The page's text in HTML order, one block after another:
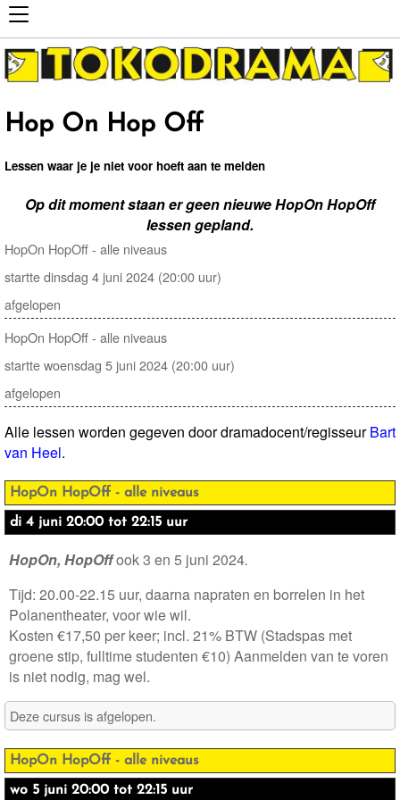
Hop On Hop Off
Lessen waar je je niet voor hoeft aan te melden
Op dit moment staan er geen nieuwe HopOn HopOff
lessen gepland.
HopOn HopOff - alle niveaus
startte dinsdag 4 juni 2024 (20:00 uur)
afgelopen
HopOn HopOff - alle niveaus
startte woensdag 5 juni 2024 (20:00 uur)
afgelopen
Alle lessen worden gegeven door dramadocent/regisseurBart
van Heel.
HopOn HopOff - alle niveaus
di 4 juni 20:00 tot 22:15 uur
HopOn, HopOffook 3 en 5 juni 2024.
Tijd: 20.00-22.15 uur, daarna napraten en borrelen in het
Polanentheater, voor wie wil.
Kosten €17,50 per keer; incl. 21% BTW (Stadspas met
groene stip, fulltime studenten €10) Aanmelden van te voren
is niet nodig, mag wel.
Deze cursus is afgelopen.
HopOn HopOff - alle niveaus
wo 5 juni 20:00 tot 22:15 uur